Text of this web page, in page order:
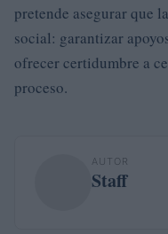
pretende asegurar que la
social: garantizar
ofrecer certidumbre a
proceso.
AUTOR
Staff